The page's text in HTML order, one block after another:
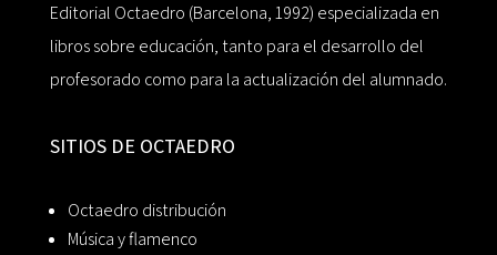
Editorial Octaedro (Barcelona, 1992) especializada en
libros sobre educación, tanto para el desarrollo del
profesorado como para la actualización del alumnado.
SITIOS DE OCTAEDRO
Octaedro distribución
Música y flamenco